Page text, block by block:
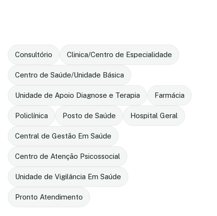
Consultório Clinica/Centro de Especialidade
Centro de Saúde/Unidade Básica
Unidade de Apoio Diagnose e Terapia Farmácia
Policlínica Posto de Saúde Hospital Geral
Central de Gestão Em Saúde
Centro de Atenção Psicossocial
Unidade de Vigilância Em Saúde
Pronto Atendimento